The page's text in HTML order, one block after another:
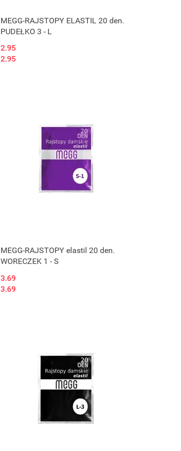
Produkt niedostępny
MEGG-RAJSTOPY ELASTIL 20 den.
PUDEŁKO 3 - L
2.95
2.95
MEGG-RAJSTOPY elastil 20 den.
WORECZEK 1 - S
3.69
3.69